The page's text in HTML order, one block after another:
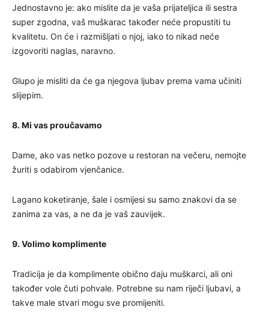
Jednostavno je: ako mislite da je vaša prijateljica ili sestra
super zgodna, vaš muškarac također neće propustiti tu
kvalitetu. On će i razmišljati o njoj, iako to nikad neće
izgovoriti naglas, naravno.
Glupo je misliti da će ga njegova ljubav prema vama učiniti
slijepim.
8. Mi vas proučavamo
Dame, ako vas netko pozove u restoran na večeru, nemojte
žuriti s odabirom vjenčanice.
Lagano koketiranje, šale i osmijesi su samo znakovi da se
zanima za vas, a ne da je vaš zauvijek.
9. Volimo komplimente
Tradicija je da komplimente obično daju muškarci, ali oni
također vole čuti pohvale. Potrebne su nam riječi ljubavi, a
takve male stvari mogu sve promijeniti.